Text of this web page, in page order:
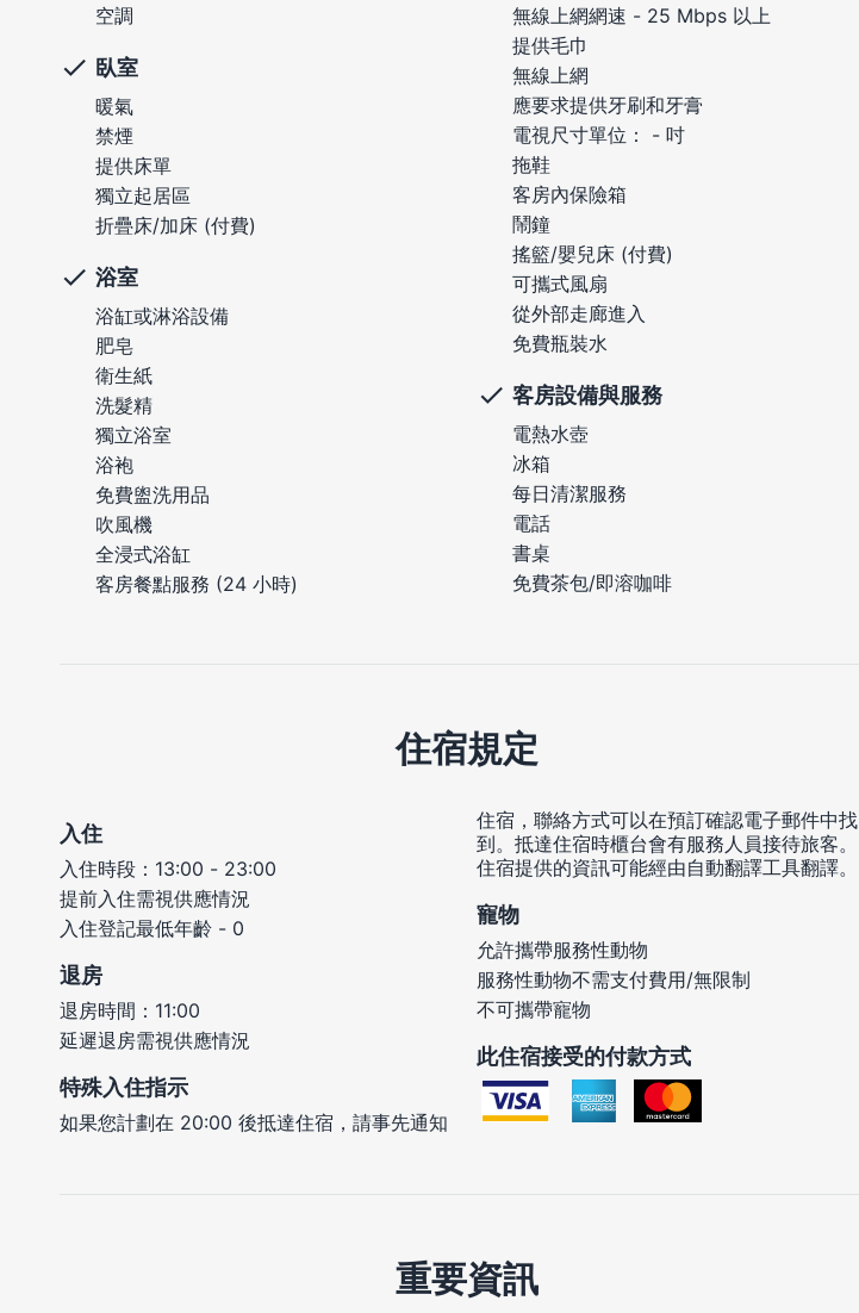
空調
臥室
暖氣
禁煙
提供床單
獨立起居區
折疊床/加床 (付費)
浴室
浴缸或淋浴設備
肥皂
衛生紙
洗髮精
獨立浴室
浴袍
免費盥洗用品
吹風機
全浸式浴缸
客房餐點服務 (24 小時)
無線上網網速 - 25 Mbps 以上
提供毛巾
無線上網
應要求提供牙刷和牙膏
電視尺寸單位： - 吋
拖鞋
客房內保險箱
鬧鐘
搖籃/嬰兒床 (付費)
可攜式風扇
從外部走廊進入
免費瓶裝水
客房設備與服務
電熱水壺
冰箱
每日清潔服務
電話
書桌
免費茶包/即溶咖啡
住宿規定
入住
入住時段：13:00 - 23:00
提前入住需視供應情況
入住登記最低年齡 - 0
退房
退房時間：11:00
延遲退房需視供應情況
特殊入住指示
如果您計劃在 20:00 後抵達住宿，請事先通知
住宿，聯絡方式可以在預訂確認電子郵件中找
到。抵達住宿時櫃台會有服務人員接待旅客。
住宿提供的資訊可能經由自動翻譯工具翻譯。
寵物
允許攜帶服務性動物
服務性動物不需支付費用/無限制
不可攜帶寵物
此住宿接受的付款方式
重要資訊